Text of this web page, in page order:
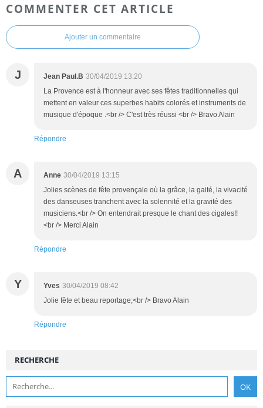
COMMENTER CET ARTICLE
Ajouter un commentaire
J Jean Paul.B 30/04/2019 13:20
La Provence est à l'honneur avec ses fêtes traditionnelles qui
mettent en valeur ces superbes habits colorés et instruments de
musique d'époque .<br /> C'est très réussi <br /> Bravo Alain
Répondre
A Anne 30/04/2019 13:15
Jolies scènes de fête provençale où la grâce, la gaité, la vivacité
des danseuses tranchent avec la solennité et la gravité des
musiciens.<br /> On entendrait presque le chant des cigales!!
<br /> Merci Alain
Répondre
Y Yves 30/04/2019 08:42
Jolie fête et beau reportage;<br /> Bravo Alain
Répondre
RECHERCHE